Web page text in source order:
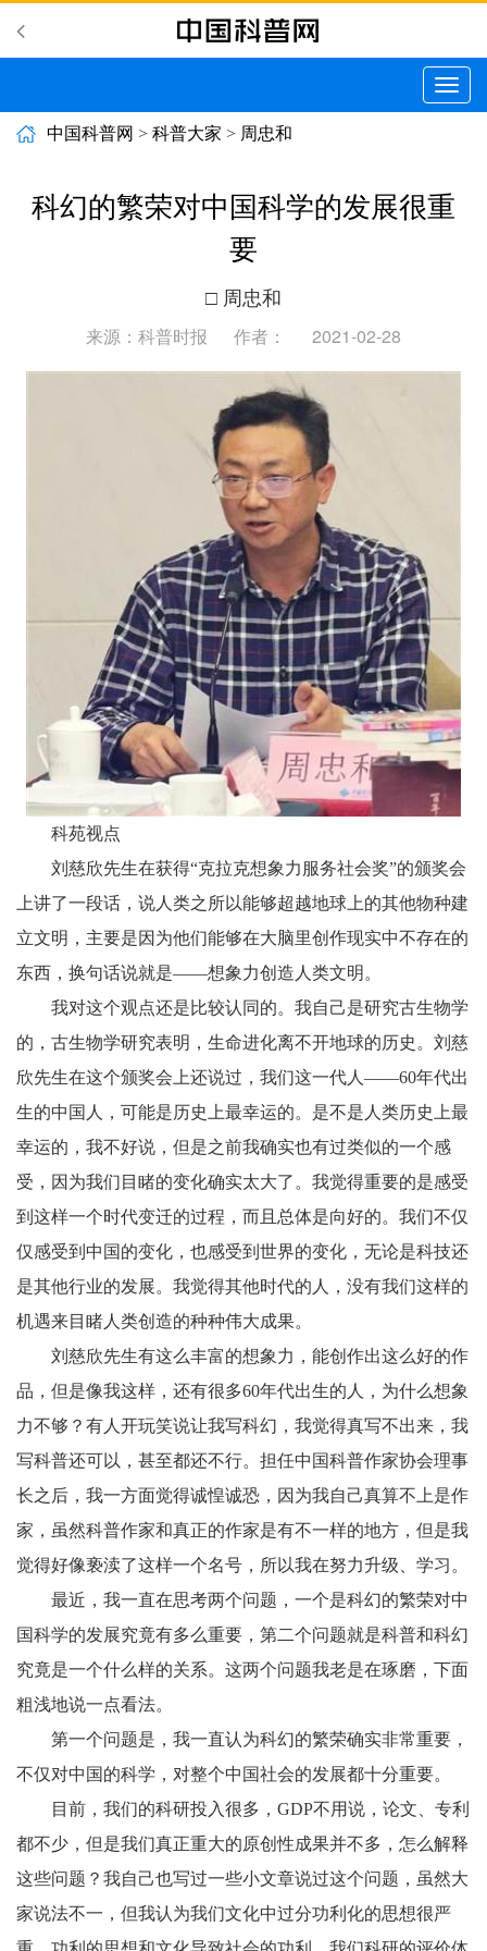
切
换
中国科普网 > 科普大家 > 周忠和
科幻的繁荣对中国科学的发展很重
要
□ 周忠和
来源：科普时报 作者： 2021-02-28
科苑视点
刘慈欣先生在获得“克拉克想象力服务社会奖”的颁奖会
上讲了一段话，说人类之所以能够超越地球上的其他物种建
立文明，主要是因为他们能够在大脑里创作现实中不存在的
东西，换句话说就是——想象力创造人类文明。
我对这个观点还是比较认同的。我自己是研究古生物学
的，古生物学研究表明，生命进化离不开地球的历史。刘慈
欣先生在这个颁奖会上还说过，我们这一代人——60年代出
生的中国人，可能是历史上最幸运的。是不是人类历史上最
幸运的，我不好说，但是之前我确实也有过类似的一个感
受，因为我们目睹的变化确实太大了。我觉得重要的是感受
到这样一个时代变迁的过程，而且总体是向好的。我们不仅
仅感受到中国的变化，也感受到世界的变化，无论是科技还
是其他行业的发展。我觉得其他时代的人，没有我们这样的
机遇来目睹人类创造的种种伟大成果。
刘慈欣先生有这么丰富的想象力，能创作出这么好的作
品，但是像我这样，还有很多60年代出生的人，为什么想象
力不够？有人开玩笑说让我写科幻，我觉得真写不出来，我
写科普还可以，甚至都还不行。担任中国科普作家协会理事
长之后，我一方面觉得诚惶诚恐，因为我自己真算不上是作
家，虽然科普作家和真正的作家是有不一样的地方，但是我
觉得好像亵渎了这样一个名号，所以我在努力升级、学习。
最近，我一直在思考两个问题，一个是科幻的繁荣对中
国科学的发展究竟有多么重要，第二个问题就是科普和科幻
究竟是一个什么样的关系。这两个问题我老是在琢磨，下面
粗浅地说一点看法。
第一个问题是，我一直认为科幻的繁荣确实非常重要，
不仅对中国的科学，对整个中国社会的发展都十分重要。
目前，我们的科研投入很多，GDP不用说，论文、专利
都不少，但是我们真正重大的原创性成果并不多，怎么解释
这些问题？我自己也写过一些小文章说过这个问题，虽然大
家说法不一，但我认为我们文化中过分功利化的思想很严